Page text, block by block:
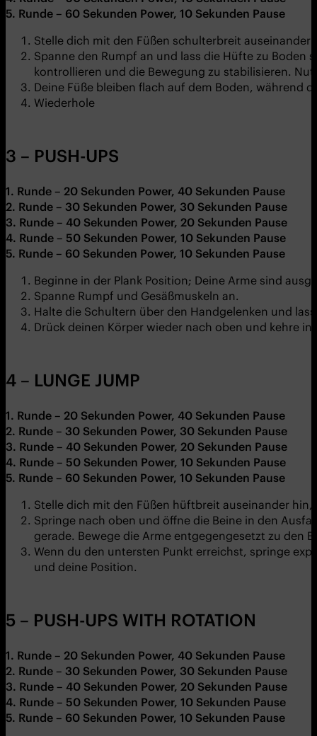
5. Runde – 60 Sekunden Power, 10 Sekunden Pause
Stelle dich mit den Füßen schulterbreit auseinander
Spanne den Rumpf an und lass die Hüfte zu Boden
kontrollieren und die Bewegung zu stabilisieren.
Deine Füße bleiben flach auf dem Boden, während
Wiederhole
3 – PUSH-UPS
1. Runde – 20 Sekunden Power, 40 Sekunden Pause
2. Runde – 30 Sekunden Power, 30 Sekunden Pause
3. Runde – 40 Sekunden Power, 20 Sekunden Pause
4. Runde – 50 Sekunden Power, 10 Sekunden Pause
5. Runde – 60 Sekunden Power, 10 Sekunden Pause
Beginne in der Plank Position; Deine Arme sind
Spanne Rumpf und Gesäßmuskeln an.
Halte die Schultern über den Handgelenken und
Drück deinen Körper wieder nach oben und kehre
4 – LUNGE JUMP
1. Runde – 20 Sekunden Power, 40 Sekunden Pause
2. Runde – 30 Sekunden Power, 30 Sekunden Pause
3. Runde – 40 Sekunden Power, 20 Sekunden Pause
4. Runde – 50 Sekunden Power, 10 Sekunden Pause
5. Runde – 60 Sekunden Power, 10 Sekunden Pause
Stelle dich mit den Füßen hüftbreit auseinander
Springe nach oben und öffne die Beine in den
gerade. Bewege die Arme entgegengesetzt zu den
Wenn du den untersten Punkt erreichst, springe
und deine Position.
5 – PUSH-UPS WITH ROTATION
1. Runde – 20 Sekunden Power, 40 Sekunden Pause
2. Runde – 30 Sekunden Power, 30 Sekunden Pause
3. Runde – 40 Sekunden Power, 20 Sekunden Pause
4. Runde – 50 Sekunden Power, 10 Sekunden Pause
5. Runde – 60 Sekunden Power, 10 Sekunden Pause